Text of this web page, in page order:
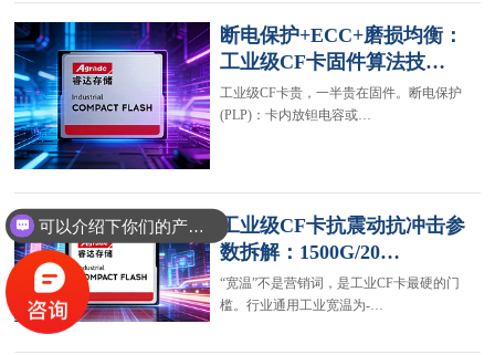
断电保护+ECC+磨损均衡：
工业级CF卡固件算法技…
工业级CF卡贵，一半贵在固件。断电保护
(PLP)：卡内放钽电容或…
工业级CF卡抗震动抗冲击参
数拆解：1500G/20…
“宽温”不是营销词，是工业CF卡最硬的门
槛。行业通用工业宽温为-…